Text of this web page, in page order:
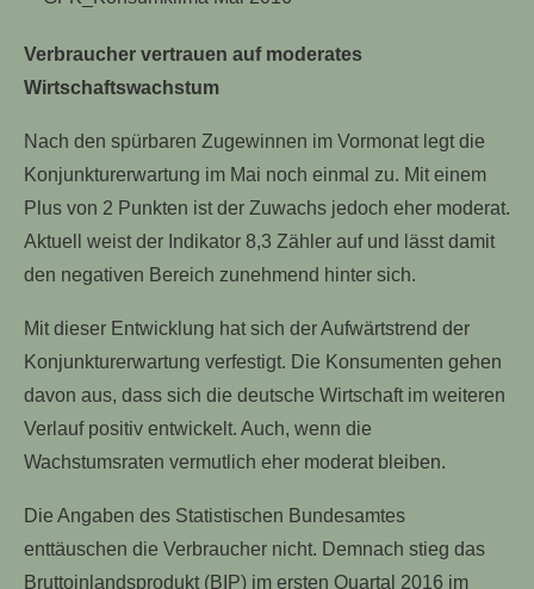
Verbraucher vertrauen auf moderates
Wirtschaftswachstum
Nach den spürbaren Zugewinnen im Vormonat legt die
Konjunkturerwartung im Mai noch einmal zu. Mit einem
Plus von 2 Punkten ist der Zuwachs jedoch eher moderat.
Aktuell weist der Indikator 8,3 Zähler auf und lässt damit
den negativen Bereich zunehmend hinter sich.
Mit dieser Entwicklung hat sich der Aufwärtstrend der
Konjunkturerwartung verfestigt. Die Konsumenten gehen
davon aus, dass sich die deutsche Wirtschaft im weiteren
Verlauf positiv entwickelt. Auch, wenn die
Wachstumsraten vermutlich eher moderat bleiben.
Die Angaben des Statistischen Bundesamtes
enttäuschen die Verbraucher nicht. Demnach stieg das
Bruttoinlandsprodukt (BIP) im ersten Quartal 2016 im